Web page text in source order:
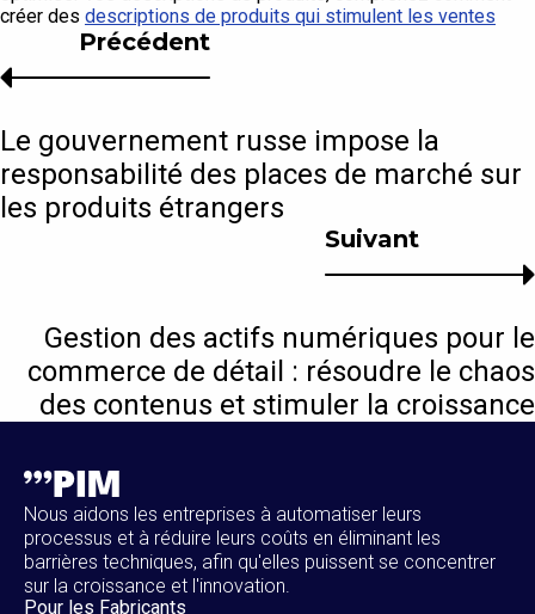
créer des descriptions de produits qui stimulent les ventes
Suivant
Gestion des actifs numériques pour le
commerce de détail : résoudre le chaos
des contenus et stimuler la croissance
Précédent
Le gouvernement russe impose la
responsabilité des places de marché sur
les produits étrangers
Nous aidons les entreprises à automatiser leurs
processus et à réduire leurs coûts en éliminant les
barrières techniques, afin qu'elles puissent se concentrer
sur la croissance et l'innovation.
Pour les Fabricants